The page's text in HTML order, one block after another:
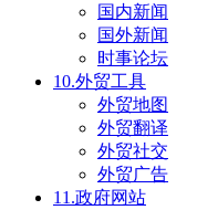
国内新闻
国外新闻
时事论坛
10.外贸工具
外贸地图
外贸翻译
外贸社交
外贸广告
11.政府网站